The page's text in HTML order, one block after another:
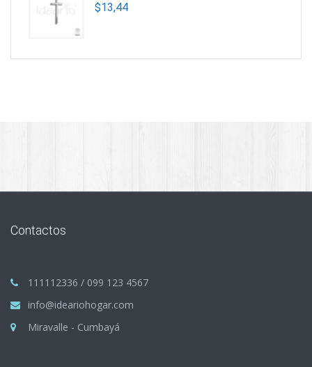
$13,44
Contactos
111112336 / 099 123 4567
info@ideariohogar.com
Miravalle - Cumbayá